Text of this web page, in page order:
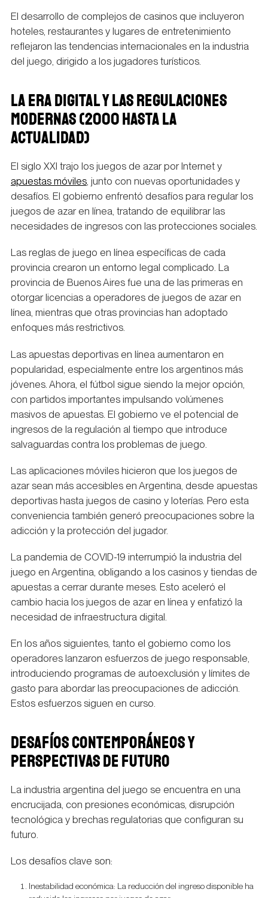
El desarrollo de complejos de casinos que incluyeron
hoteles, restaurantes y lugares de entretenimiento
reflejaron las tendencias internacionales en la industria
del juego, dirigido a los jugadores turísticos.
LA ERA DIGITAL Y LAS REGULACIONES
MODERNAS (2000 HASTA LA
ACTUALIDAD)
El siglo XXI trajo los juegos de azar por Internet y
apuestas móviles, junto con nuevas oportunidades y
desafíos. El gobierno enfrentó desafíos para regular los
juegos de azar en línea, tratando de equilibrar las
necesidades de ingresos con las protecciones sociales.
Las reglas de juego en línea específicas de cada
provincia crearon un entorno legal complicado. La
provincia de Buenos Aires fue una de las primeras en
otorgar licencias a operadores de juegos de azar en
línea, mientras que otras provincias han adoptado
enfoques más restrictivos.
Las apuestas deportivas en línea aumentaron en
popularidad, especialmente entre los argentinos más
jóvenes. Ahora, el fútbol sigue siendo la mejor opción,
con partidos importantes impulsando volúmenes
masivos de apuestas. El gobierno ve el potencial de
ingresos de la regulación al tiempo que introduce
salvaguardas contra los problemas de juego.
Las aplicaciones móviles hicieron que los juegos de
azar sean más accesibles en Argentina, desde apuestas
deportivas hasta juegos de casino y loterías. Pero esta
conveniencia también generó preocupaciones sobre la
adicción y la protección del jugador.
La pandemia de COVID-19 interrumpió la industria del
juego en Argentina, obligando a los casinos y tiendas de
apuestas a cerrar durante meses. Esto aceleró el
cambio hacia los juegos de azar en línea y enfatizó la
necesidad de infraestructura digital.
En los años siguientes, tanto el gobierno como los
operadores lanzaron esfuerzos de juego responsable,
introduciendo programas de autoexclusión y límites de
gasto para abordar las preocupaciones de adicción.
Estos esfuerzos siguen en curso.
DESAFÍOS CONTEMPORÁNEOS Y
PERSPECTIVAS DE FUTURO
La industria argentina del juego se encuentra en una
encrucijada, con presiones económicas, disrupción
tecnológica y brechas regulatorias que configuran su
futuro.
Los desafíos clave son:
Inestabilidad económica: La reducción del ingreso disponible ha